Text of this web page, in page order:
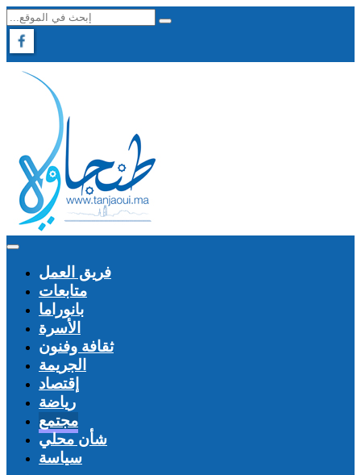
فريق العمل
متابعات
بانوراما
الأسرة
ثقافة وفنون
الجريمة
إقتصاد
رياضة
مجتمع
شأن محلي
سياسة